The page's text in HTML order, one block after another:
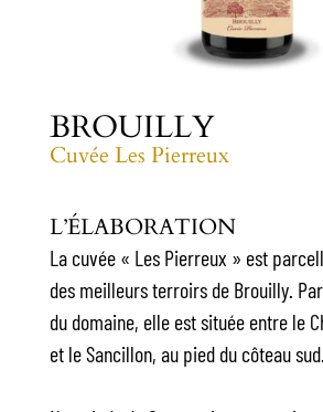
BROUILLY
Cuvée Les Pierreux
L’ÉLABORATION
La cuvée « Les Pierreux » est
des meilleurs terroirs de Brouilly.
du domaine, elle est située entre le
et le Sancillon, au pied du côteau sud.